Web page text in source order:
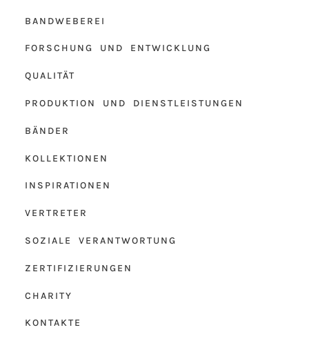
BANDWEBEREI
FORSCHUNG UND ENTWICKLUNG
QUALITÄT
PRODUKTION UND DIENSTLEISTUNGEN
BÄNDER
KOLLEKTIONEN
INSPIRATIONEN
VERTRETER
SOZIALE VERANTWORTUNG
ZERTIFIZIERUNGEN
CHARITY
KONTAKTE